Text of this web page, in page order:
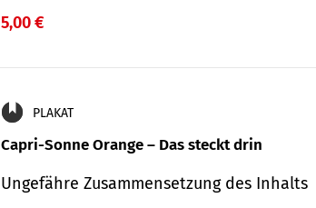
5,00 €
PLAKAT
Capri-Sonne Orange – Das steckt drin
Ungefähre Zu­sammen­setzung des Inhalts